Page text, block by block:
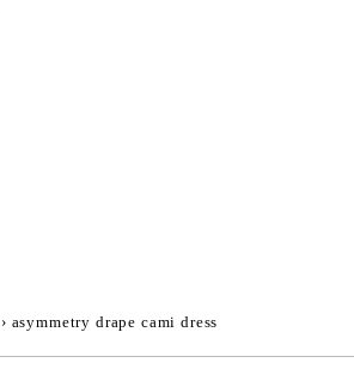
› asymmetry drape cami dress